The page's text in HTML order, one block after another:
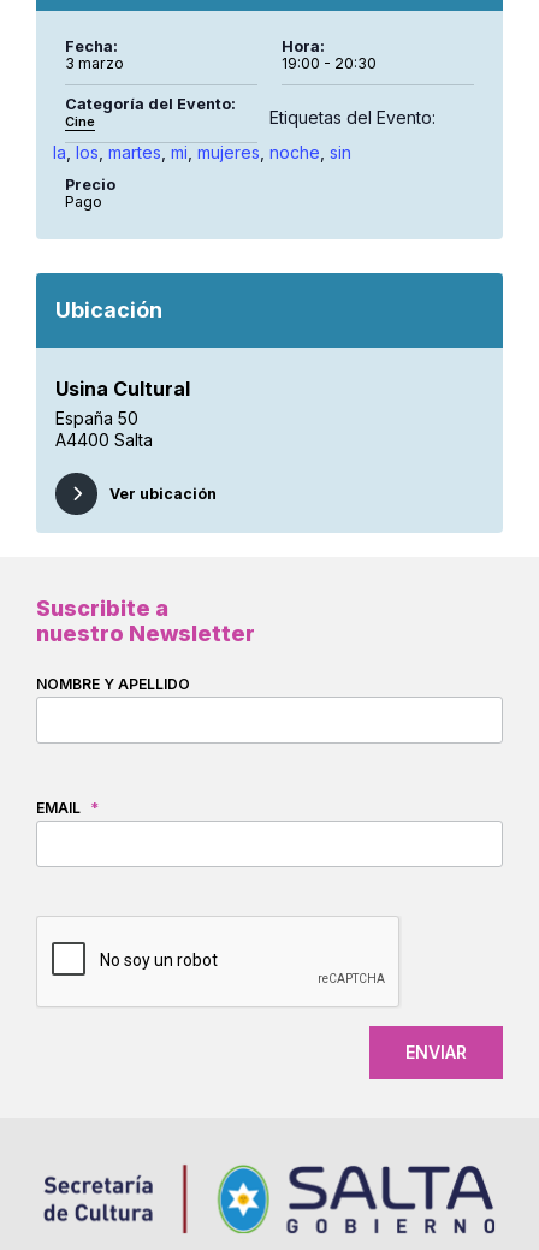
Fecha:
3 marzo
Hora:
19:00 - 20:30
Categoría del Evento:
Cine
Etiquetas del Evento:
la los martes mi mujeres noche sin
Precio
Pago
Ubicación
Usina Cultural
España 50
A4400 Salta
Ver ubicación
Suscribite a
nuestro Newsletter
NOMBRE Y APELLIDO
EMAIL *
CAPTCHA